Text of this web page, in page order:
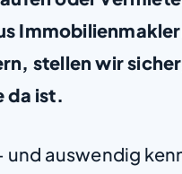
stellen wir
da ist.
auswendig